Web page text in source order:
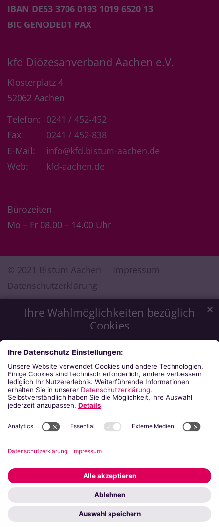
Ihre Wahlmöglichkeiten bezüglich
Cookies
Wir möchten Ihnen ein optimales Webseiten-Erlebnis zu
bieten. Dazu verwenden wir Cookies, die für das
Funktionieren unserer Website notwendig sind. Mit Ihrer
Zustimmung verwenden wir auch Cookies, die zur Anzeige
externer Inhalte oder zu anonymen Statistikzwecken genutzt
werden. Sie können selbst entscheiden, welche Kategorien
Sie zulassen möchten. Bitte beachten Sie, dass auf Basis Ihrer
Einstellungen womöglich nicht mehr alle Funktionalitäten der
in unsererDatenschutzerklärung .
Externe Inhalte
✕
Datenschutzerklärung
IBAN DE53 3706 0193 1019 6520 13
BIC GENODED1 PAX
kfd Diözesanverband Aachen e.V.
Klosterplatz 4
52062 Aachen
Telefon: 0241 / 452-452
Fax:
0241 / 452-838
E-Mail:
info@kfd.bistum-aachen.de
Web:
kfd-aachen.de
Bürozeiten
Mo – Fr 08.00 – 14.00 Uhr
© 2021 Bistum Aachen
Impressum
Datenschutzerklärung